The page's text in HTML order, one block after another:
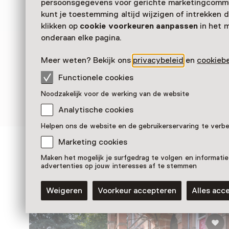
persoonsgegevens voor gerichte
kunt je toestemming altijd wijzigen of intrekken
klikken op cookie voorkeuren aanpassenin het
onderaan elke pagina.
Meer weten? Bekijk ons privacybeleid en
Functionele cookies
Noodzakelijk voor de werking van de website
Analytische cookies
Helpen ons de website en de gebruikerservaring te
Marketing cookies
Maken het mogelijk je surfgedrag te volgen en
advertenties op jouw interesses af te stemmen
Weigeren Voorkeur accepteren Alles
Zien & doen in Museum
Cunen